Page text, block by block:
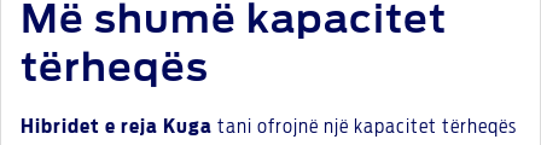
Më shumë kapacitet
tërheqës
Hibridet e reja Kuga tani ofrojnë një kapacitet tërheqës